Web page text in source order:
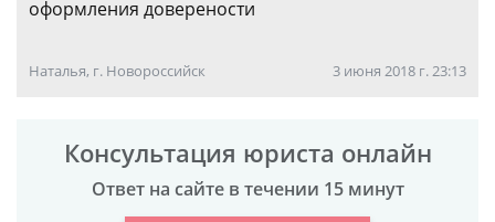
оформления доверености
Наталья, г. Новороссийск 3 июня 2018 г. 23:13
Консультация юриста онлайн
Ответ на сайте в течении 15 минут